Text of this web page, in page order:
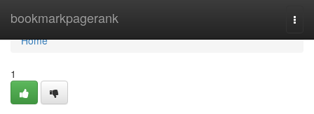
bookmarkpagerank
Home
Home
1